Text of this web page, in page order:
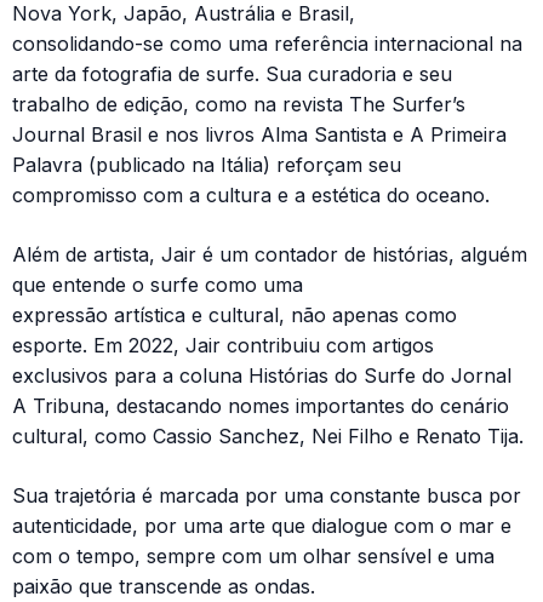
Nova York, Japão, Austrália e Brasil,
consolidando-se como uma referência internacional na
arte da fotografia de surfe. Sua curadoria e seu
trabalho de edição, como na revista The Surfer’s
Journal Brasil e nos livros Alma Santista e A Primeira
Palavra (publicado na Itália) reforçam seu
compromisso com a cultura e a estética do oceano.
Além de artista, Jair é um contador de histórias, alguém
que entende o surfe como uma
expressão artística e cultural, não apenas como
esporte. Em 2022, Jair contribuiu com artigos
exclusivos para a coluna Histórias do Surfe do Jornal
A Tribuna, destacando nomes importantes do cenário
cultural, como Cassio Sanchez, Nei Filho e Renato Tija.
Sua trajetória é marcada por uma constante busca por
autenticidade, por uma arte que dialogue com o mar e
com o tempo, sempre com um olhar sensível e uma
paixão que transcende as ondas.